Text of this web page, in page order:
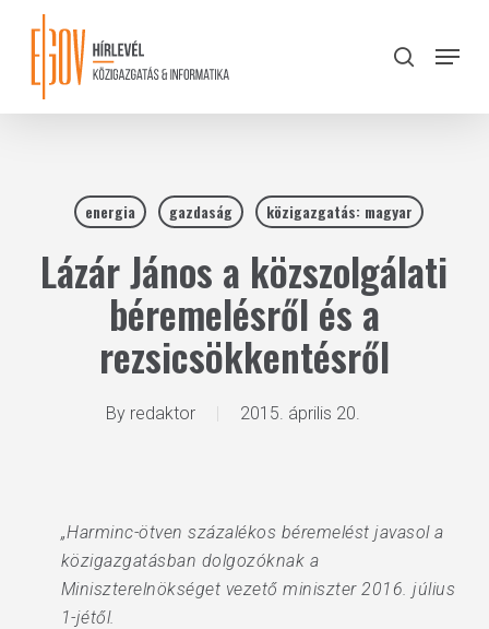
content
search
Menu
energia gazdaság közigazgatás: magyar
Lázár János a közszolgálati
béremelésről és a
rezsicsökkentésről
By redaktor 2015. április 20.
„Harminc-ötven százalékos béremelést javasol a
közigazgatásban dolgozóknak a
Miniszterelnökséget vezető miniszter 2016. július
1-jétől.
Close